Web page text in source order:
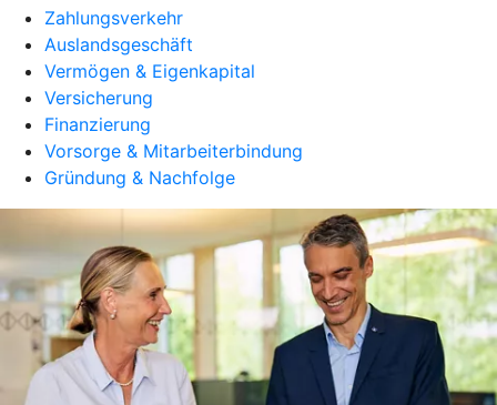
Zahlungsverkehr
Auslandsgeschäft
Vermögen & Eigenkapital
Versicherung
Finanzierung
Vorsorge & Mitarbeiterbindung
Gründung & Nachfolge